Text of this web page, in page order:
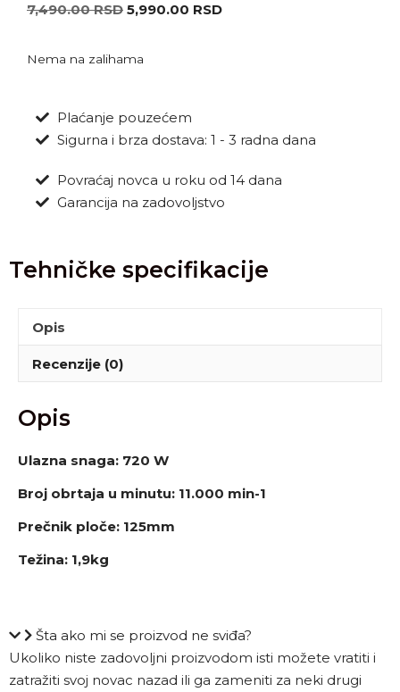
7,490.00RSD 5,990.00 RSD
Nema na zalihama
Plaćanje pouzećem
Sigurna i brza dostava: 1 - 3 radna dana
Povraćaj novca u roku od 14 dana
Garancija na zadovoljstvo
Tehničke specifikacije
Opis
Recenzije (0)
Opis
Ulazna snaga: 720 W
Broj obrtaja u minutu: 11.000 min-1
Prečnik ploče: 125mm
Težina: 1,9kg
Šta ako mi se proizvod ne sviđa?
Ukoliko niste zadovoljni proizvodom isti možete vratiti i
zatražiti svoj novac nazad ili ga zameniti za neki drugi